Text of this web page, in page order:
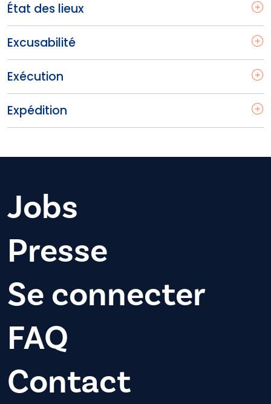
État des lieux
Excusabilité
Exécution
Expédition
Jobs
Presse
Se connecter
FAQ
Contact